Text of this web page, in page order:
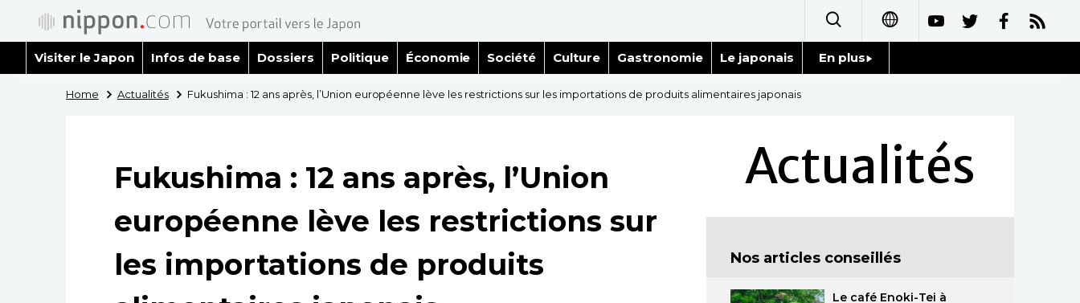
简体字
繁體字
العربية
Visiter le Japon Infos de base Dossiers Politique Économie Société Culture Gastronomie Le japonais En plus
Personnages
Chroniques
Images
Vidéos
Home Actualités Fukushima : 12 ans après, l’Union européenne lève les restrictions sur les importations de produits alimentaires japonais
Fukushima : 12 ans après, l’Union
européenne lève les restrictions sur
les importations de produits
Actualités
Nos articles conseillés
Le café Enoki-Tei à